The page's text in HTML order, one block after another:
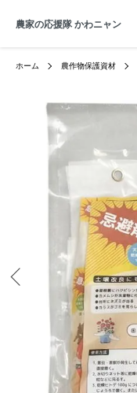
農家の応援隊 かわニャン
ホーム 農作物保護資材